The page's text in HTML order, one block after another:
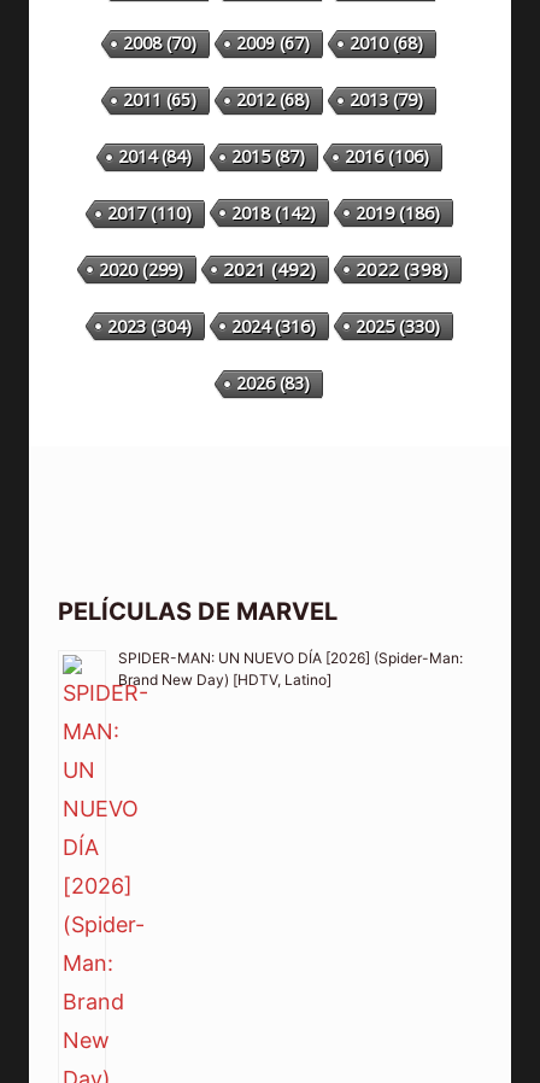
2008(70) 2009(67) 2010(68)
2011 (65) 2012(68) 2013(79)
2014(84) 2015(87) 2016(106)
2017(110) 2018(142) 2019(186)
2020(299) 2021(492) 2022(398)
2023(304) 2024(316) 2025(330)
2026(83)
PELÍCULAS DE MARVEL
SPIDER-MAN: UN NUEVO DÍA [2026] (Spider-Man:
Brand New Day) [HDTV, Latino]